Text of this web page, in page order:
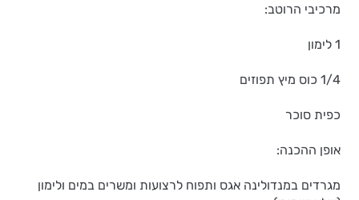
מרכיבי הרוטב:
1 לימון
1/4 כוס מיץ תפוזים
כפית סוכר
אופן ההכנה:
מגרדים במנדולינה אגס ותפוח לרצועות ומשרים במים ולימון